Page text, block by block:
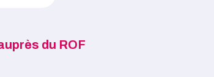
du ROF